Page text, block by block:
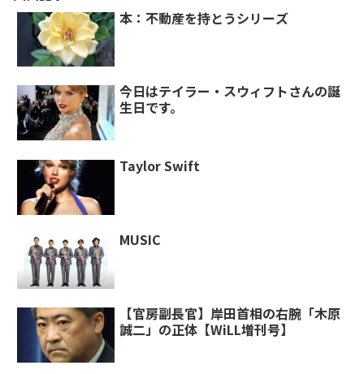
本：不動産を持とうシリーズ
今日はテイラー・スウィフトさんの誕
生日です。
Taylor Swift
MUSIC
【官房副長官】岸田首相の右腕「木原
誠二」の正体【WiLL増刊号】